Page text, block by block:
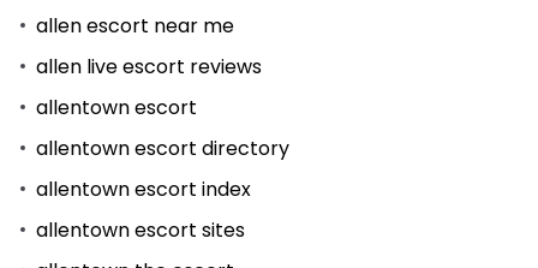
allen escort near me
allen live escort reviews
allentown escort
allentown escort directory
allentown escort index
allentown escort sites